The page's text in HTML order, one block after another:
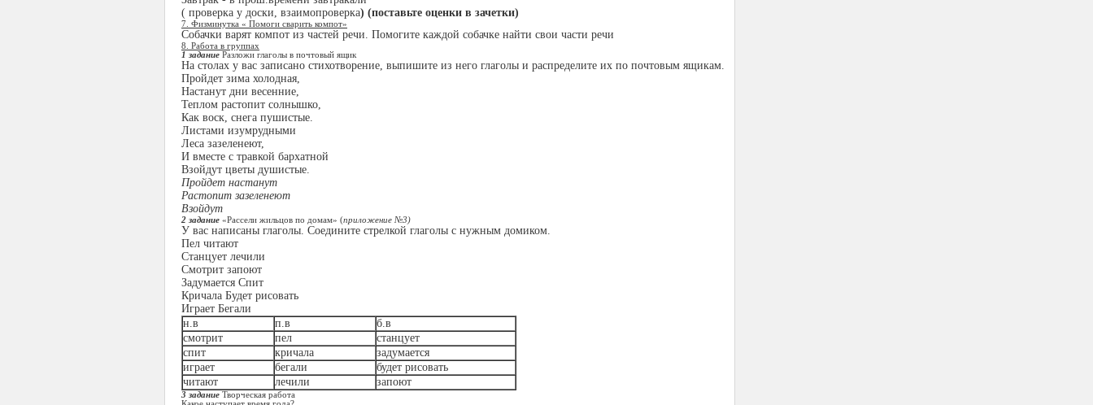
( проверка у доски, взаимопроверка) (поставьте оценки в зачетки)
7. Физминутка « Помоги сварить компот»
Собачки варят компот из частей речи. Помогите каждой собачке найти свои части речи
8. Работа в группах
1 задание Разложи глаголы в почтовый ящик
На столах у вас записано стихотворение, выпишите из него глаголы и распределите их по почтовым ящикам.
Пройдет зима холодная,
Настанут дни весенние,
Теплом растопит солнышко,
Как воск, снега пушистые.
Листами изумрудными
Леса зазеленеют,
И вместе с травкой бархатной
Взойдут цветы душистые.
Пройдет настанут
Растопит зазеленеют
Взойдут
2 задание «Рассели жильцов по домам» (приложение №3)
У вас написаны глаголы. Соедините стрелкой глаголы с нужным домиком.
Пел читают
Станцует лечили
Смотрит запоют
Задумается Спит
Кричала Будет рисовать
Играет Бегали
н.в
п.в
б.в
смотрит
пел
станцует
спит
кричала
задумается
играет
бегали
будет рисовать
читают
лечили запоют
3 задание Творческая работа